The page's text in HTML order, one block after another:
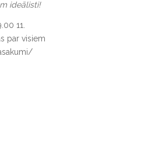
ideālisti!
11.
par visiem